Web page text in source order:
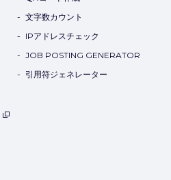
文字数カウント
IPアドレスチェック
JOB POSTING GENERATOR
引用符ジェネレーター